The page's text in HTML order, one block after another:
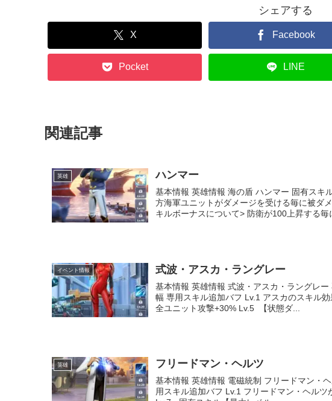
シェアする
X Facebook
Pocket LINE
関連記事
英雄 ハンマー
基本情報 英雄情報 海の盾 ハンマー 固有スキ
方海軍ユニットがダメージを受ける毎に被ダ
キルボーナスについて> 防衛が100上昇する毎
イベント情報 式波・アスカ・ラングレー
基本情報 英雄情報 式波・アスカ・ラングレ
幅 専用スキル追加バフ Lv.1 アスカのスキル
全ユニット攻撃+30% Lv.5 【状態ダ...
英雄 フリードマン・ヘルツ
基本情報 英雄情報 電磁統制 フリードマン・
用スキル追加バフ Lv.1 フリードマン・ヘル